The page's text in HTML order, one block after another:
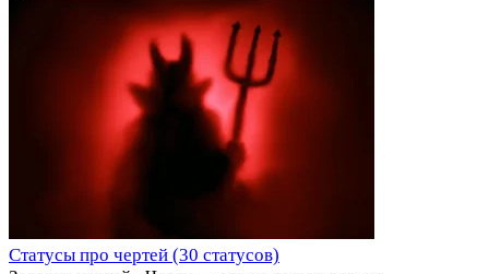
Статусы про чертей (30 статусов)